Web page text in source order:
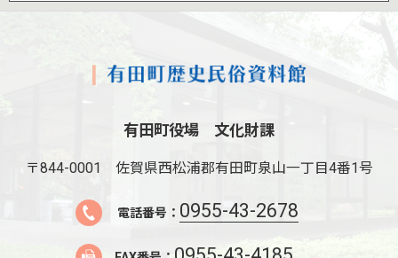
有田町役場 文化財課
〒844-0001 佐賀県西松浦郡有田町泉山一丁目4番1号
電話番号： 0955-43-2678